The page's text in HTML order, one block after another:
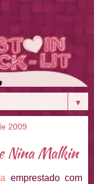
▼
2009
Nina Malkin
emprestado com